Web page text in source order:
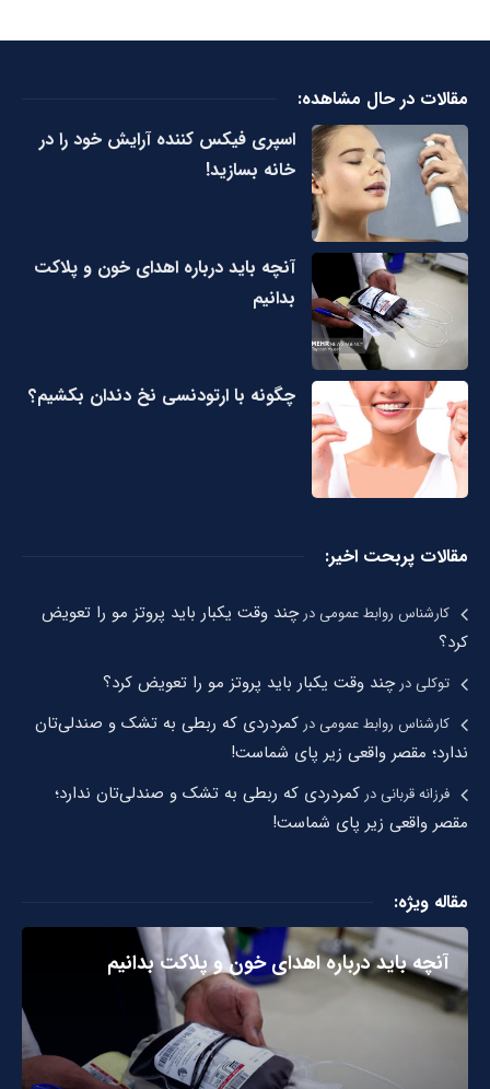
مقالات در حال مشاهده:
اسپری فیکس کننده آرایش خود را در
خانه بسازید!
آنچه باید درباره اهدای خون و پلاکت
بدانیم
چگونه با ارتودنسی نخ دندان بکشیم؟
مقالات پربحت اخیر:
کارشناس روابط عمومیدرچند وقت یکبار باید پروتز مو را تعویض
کرد؟
توکلیدرچند وقت یکبار باید پروتز مو را تعویض کرد؟
کارشناس روابط عمومیدر کمردردی که ربطی به تشک و صندلی‌تان
ندارد؛ مقصر واقعی زیر پای شماست!
فرزانه قربانیدر کمردردی که ربطی به تشک و صندلی‌تان ندارد؛
مقصر واقعی زیر پای شماست!
مقاله ویژه:
آنچه باید درباره اهدای خون و پلاکت بدانیم